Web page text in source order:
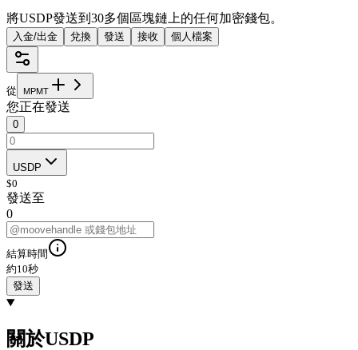
將USDP發送到30多個區塊鏈上的任何加密錢包。
入金/出金 兌換 發送 接收 個人檔案
從 MPMT
您正在發送
0
USDP
$0
發送至
0
結算時間
約10秒
發送
關於USDP